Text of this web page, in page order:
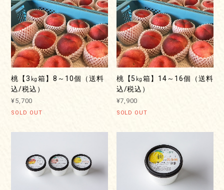
桃【3㎏箱】8～10個（送料
込/税込）
¥5,700
SOLD OUT
桃【5㎏箱】14～16個（送料
込/税込）
¥7,900
SOLD OUT